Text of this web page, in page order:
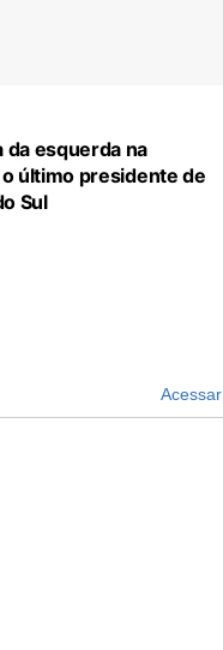
esquerda na
último presidente de
Sul
Acessar